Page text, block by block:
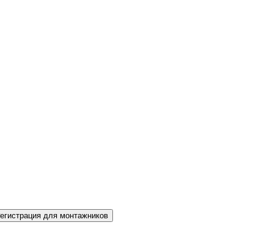
Регистрация для монтажников